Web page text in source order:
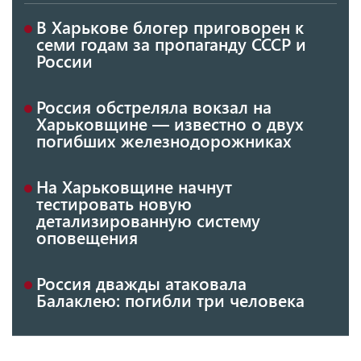
В Харькове блогер приговорен к
семи годам за пропаганду СССР и
России
Россия обстреляла вокзал на
Харьковщине — известно о двух
погибших железнодорожниках
На Харьковщине начнут
тестировать новую
детализированную систему
оповещения
Россия дважды атаковала
Балаклею: погибли три человека